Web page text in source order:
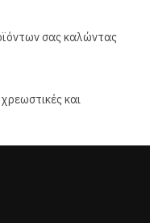
σας καλώντας
και